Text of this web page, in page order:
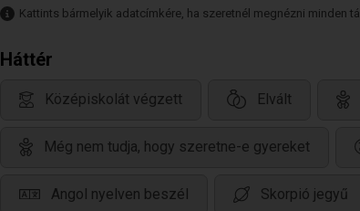
Kattints bármelyik adatcímkére, ha szeretnél megnézni minden
Háttér
Középiskolát végzett Elvált
Még nem tudja, hogy szeretne-e gyereket
Angol nyelven beszél Skorpió jegyű